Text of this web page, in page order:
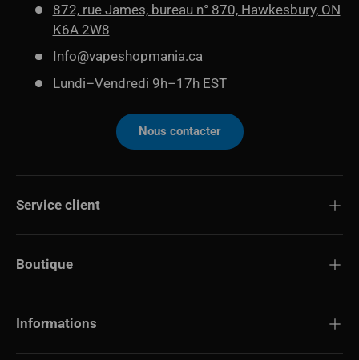
872, rue James, bureau n° 870, Hawkesbury, ON
K6A 2W8
Info@vapeshopmania.ca
Lundi–Vendredi 9h–17h EST
Nous contacter
Service client
Boutique
Informations